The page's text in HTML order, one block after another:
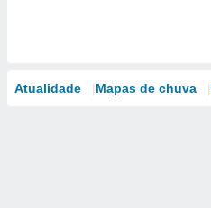
Atualidade Mapas de chuva